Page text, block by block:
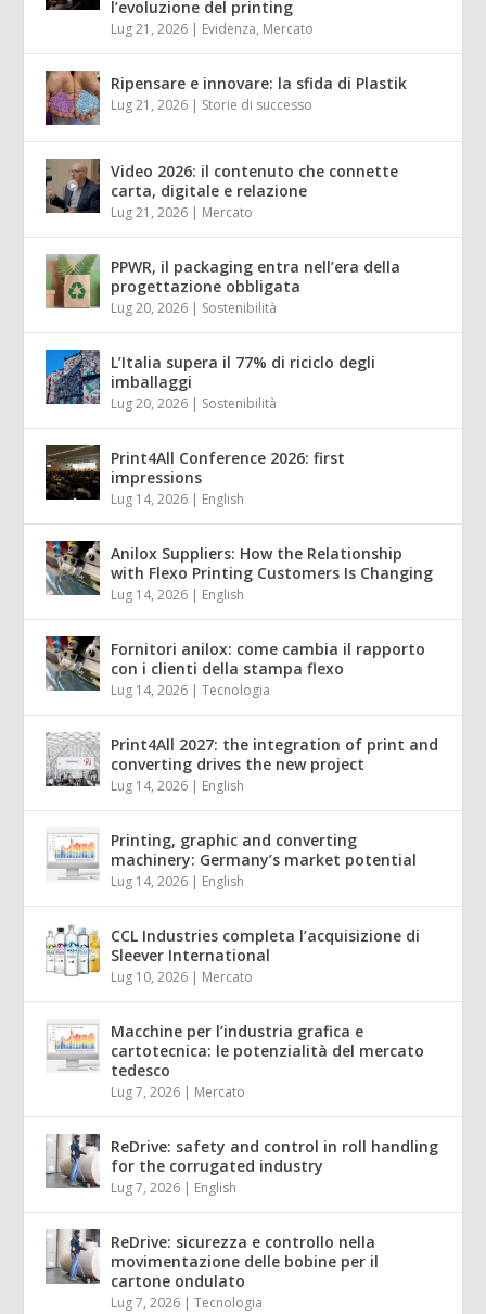
l’evoluzione del printing
Lug 21, 2026 Evidenza, Mercato
Ripensare e innovare: la sfida di Plastik
Lug 21, 2026 Storie di successo
Video 2026: il contenuto che connette
carta, digitale e relazione
Lug 21, 2026 Mercato
PPWR, il packaging entra nell’era della
progettazione obbligata
Lug 20, 2026 Sostenibilità
L’Italia supera il 77% di riciclo degli
imballaggi
Lug 20, 2026 Sostenibilità
Print4All Conference 2026: first
impressions
Lug 14, 2026 English
Anilox Suppliers: How the Relationship
with Flexo Printing Customers Is Changing
Lug 14, 2026 English
Fornitori anilox: come cambia il rapporto
con i clienti della stampa flexo
Lug 14, 2026 |Tecnologia
Print4All 2027: the integration of print and
converting drives the new project
Lug 14, 2026 English
Printing, graphic and converting
machinery: Germany’s market potential
Lug 14, 2026 English
CCL Industries completa l’acquisizione di
Sleever International
Lug 10, 2026 Mercato
Macchine per l’industria grafica e
cartotecnica: le potenzialità del mercato
tedesco
Lug 7, 2026 Mercato
ReDrive: safety and control in roll handling
for the corrugated industry
Lug 7, 2026 English
ReDrive: sicurezza e controllo nella
movimentazione delle bobine per il
cartone ondulato
Lug 7, 2026 |Tecnologia